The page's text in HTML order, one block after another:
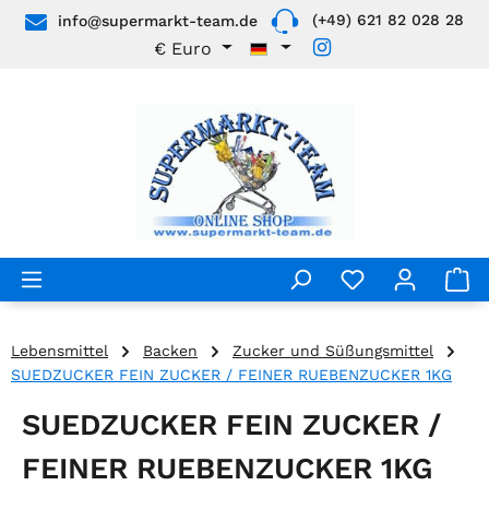
Zum Hauptinhalt springen
info@supermarkt-team.de (+49) 621 82 028 28
€ Euro
Lebensmittel Backen
Zucker und Süßungsmittel
SUEDZUCKER FEIN ZUCKER / FEINER RUEBENZUCKER 1KG
SUEDZUCKER FEIN ZUCKER /
FEINER RUEBENZUCKER 1KG